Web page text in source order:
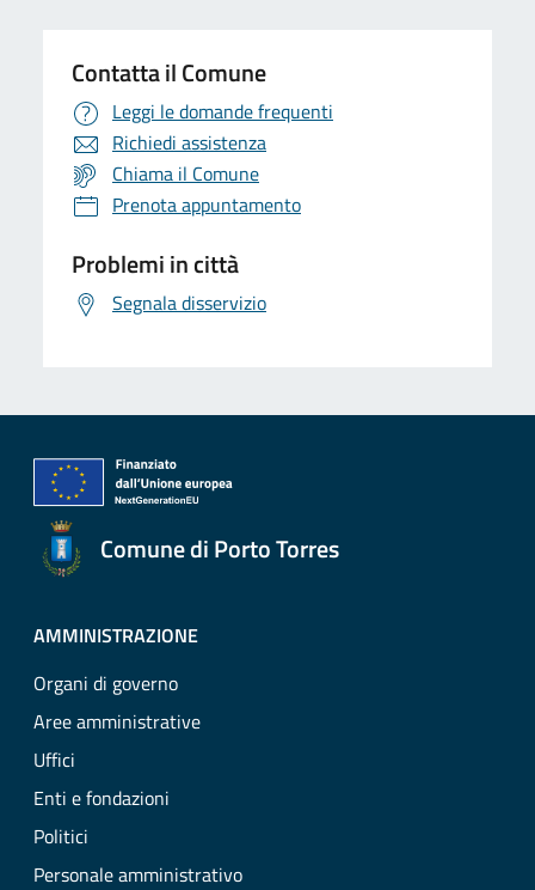
Contatta il Comune
Leggi le domande frequenti
Richiedi assistenza
Chiama il Comune
Prenota appuntamento
Problemi in città
Segnala disservizio
Comune di Porto Torres
AMMINISTRAZIONE
Organi di governo
Aree amministrative
Uffici
Enti e fondazioni
Politici
Personale amministrativo